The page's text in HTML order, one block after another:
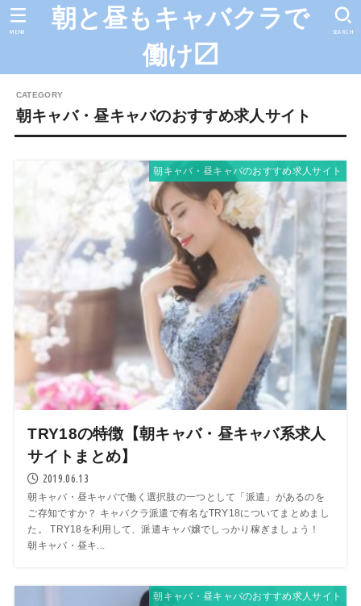
朝と昼もキャバクラで
働け〼
SEARCH
MENU
朝キャバ・昼キャバのおすすめ求人サイト
朝キャバ・昼キャバのおすすめ求人サイト
TRY18の特徴【朝キャバ・昼キャバ系求人
サイトまとめ】
2019.06.13
朝キャバ・昼キャバで働く選択肢の一つとして「派遣」があるのを
ご存知ですか？ キャバクラ派遣で有名なTRY18についてまとめまし
た。 TRY18を利用して、派遣キャバ嬢でしっかり稼ぎましょう！
朝キャバ・昼キ...
朝キャバ・昼キャバのおすすめ求人サイト